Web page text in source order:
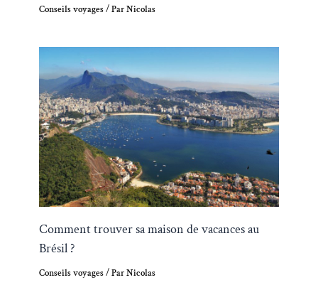
Conseils voyages/ ParNicolas
Comment trouver sa maison de vacances au
Brésil ?
Conseils voyages/ ParNicolas